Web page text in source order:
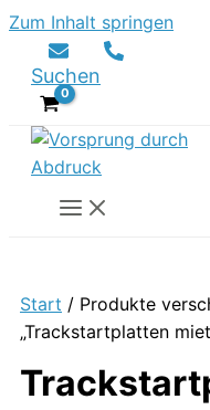
Zum Inhalt springen
Suchen
Start / Produkte
„Trackstartplatten